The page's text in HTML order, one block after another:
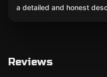
a detailed and honest
Reviews